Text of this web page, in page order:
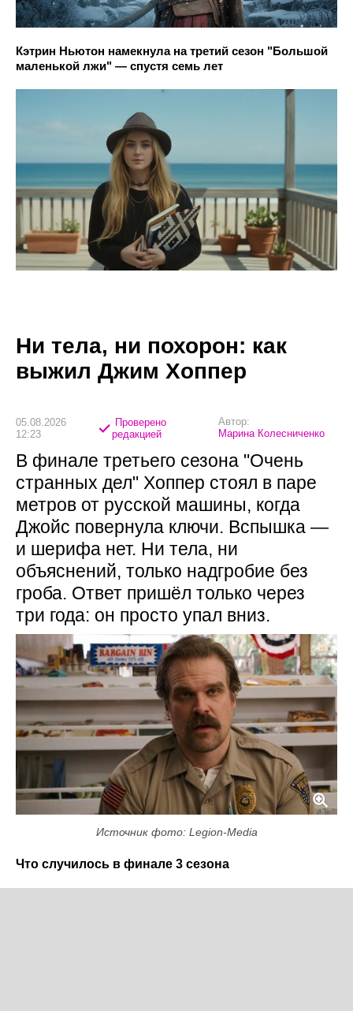
Кэтрин Ньютон намекнула на третий сезон "Большой
маленькой лжи" — спустя семь лет
Ни тела, ни похорон: как
выжил Джим Хоппер
05.08.2026
12:23
Проверено
редакцией
Автор:
Марина Колесниченко
В финале третьего сезона "Очень
странных дел" Хоппер стоял в паре
метров от русской машины, когда
Джойс повернула ключи. Вспышка —
и шерифа нет. Ни тела, ни
объяснений, только надгробие без
гроба. Ответ пришёл только через
три года: он просто упал вниз.
Источник фото: Legion-Media
Что случилось в финале 3 сезона